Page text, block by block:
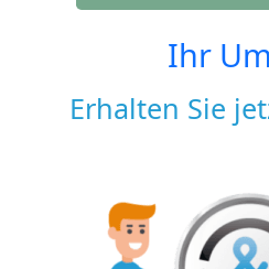
Ihr
Erhalten Sie